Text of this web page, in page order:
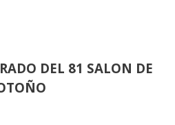
DEL 81 SALON DE